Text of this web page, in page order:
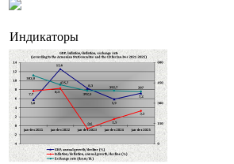
Индикаторы